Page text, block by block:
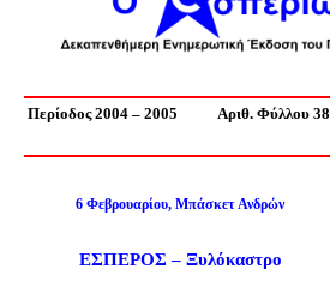
Περίοδος 2004 – 2005 Αριθ. Φύλλου 38
6 Φεβρουαρίου, Μπάσκετ Ανδρών
ΕΣΠΕΡΟΣ – Ξυλόκαστρο